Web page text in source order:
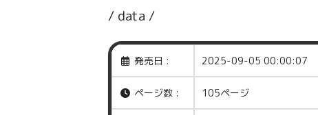
/ data /
発売日 : 2025-09-05 00:00:07
ページ数 : 105ページ